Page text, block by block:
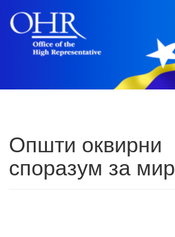
Општи оквирни
споразум за мир